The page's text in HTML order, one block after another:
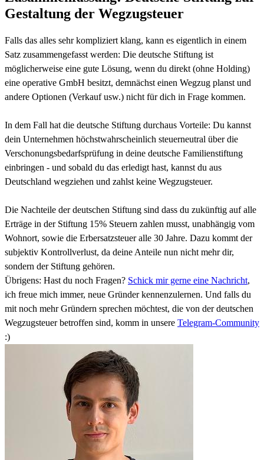
Gestaltung der Wegzugsteuer
Falls das alles sehr kompliziert klang, kann es eigentlich in einem
Satz zusammengefasst werden: Die deutsche Stiftung ist
möglicherweise eine gute Lösung, wenn du direkt (ohne Holding)
eine operative GmbH besitzt, demnächst einen Wegzug planst und
andere Optionen (Verkauf usw.) nicht für dich in Frage kommen.
In dem Fall hat die deutsche Stiftung durchaus Vorteile: Du kannst
dein Unternehmen höchstwahrscheinlich steuerneutral über die
Verschonungsbedarfsprüfung in deine deutsche Familienstiftung
einbringen - und sobald du das erledigt hast, kannst du aus
Deutschland wegziehen und zahlst keine Wegzugsteuer.
Die Nachteile der deutschen Stiftung sind dass du zukünftig auf alle
Erträge in der Stiftung 15% Steuern zahlen musst, unabhängig vom
Wohnort, sowie die Erbersatzsteuer alle 30 Jahre. Dazu kommt der
subjektiv Kontrollverlust, da deine Anteile nun nicht mehr dir,
sondern der Stiftung gehören.
Übrigens: Hast du noch Fragen? Schick mir gerne eine Nachricht,
ich freue mich immer, neue Gründer kennenzulernen. Und falls du
mit noch mehr Gründern sprechen möchtest, die von der deutschen
Wegzugsteuer betroffen sind, komm in unsere Telegram-Community
:)